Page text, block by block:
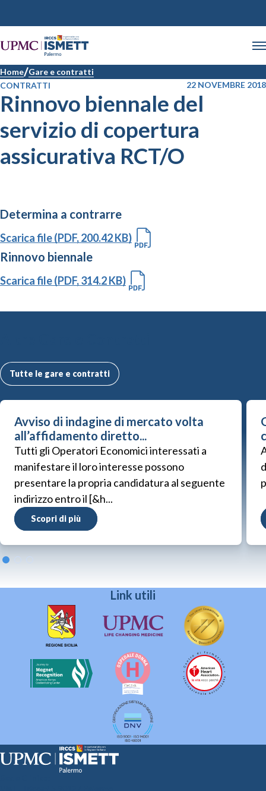
Home Gare e contratti
CONTRATTI
22 NOVEMBRE 2018
Rinnovo biennale del
servizio di copertura
assicurativa RCT/O
Determina a contrarre
Scarica file (PDF, 200.42 KB)
Rinnovo biennale
Scarica file (PDF, 314.2 KB)
Tutte le gare e contratti
Avviso di indagine di mercato volta
all’affidamento diretto...
Tutti gli Operatori Economici interessati a
manifestare il loro interesse possono
presentare la propria candidatura al seguente
indirizzo entro il [&h...
Scopri di più
Link utili